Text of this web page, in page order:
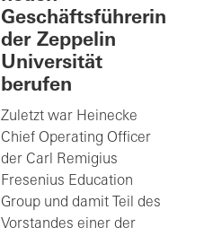
Geschäftsführerin
der Zeppelin
Universität
berufen
Zuletzt war Heinecke
Chief Operating Officer
der Carl Remigius
Fresenius Education
Group und damit Teil des
Vorstandes einer der